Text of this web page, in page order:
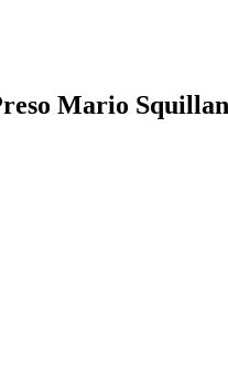
Mario